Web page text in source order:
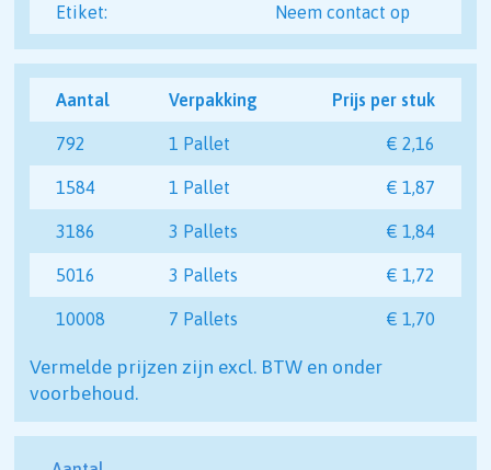
Etiket: Neem contact op
Aantal Verpakking Prijs per stuk
792 1 Pallet € 2,16
1584 1 Pallet € 1,87
3186 3 Pallets € 1,84
5016 3 Pallets € 1,72
10008 7 Pallets € 1,70
Vermelde prijzen zijn excl. BTW en onder
voorbehoud.